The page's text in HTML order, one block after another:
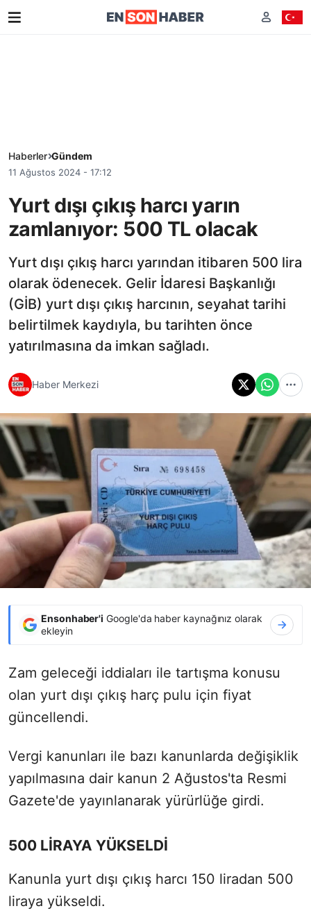
Haberler Gündem
11 Ağustos 2024 - 17:12
Yurt dışı çıkış harcı yarın
zamlanıyor: 500 TL olacak
Yurt dışı çıkış harcı yarından itibaren 500 lira
olarak ödenecek. Gelir İdaresi Başkanlığı
(GİB) yurt dışı çıkış harcının, seyahat tarihi
belirtilmek kaydıyla, bu tarihten önce
yatırılmasına da imkan sağladı.
Haber Merkezi
Ensonhaber'i Google'da haber kaynağınız olarak
ekleyin
Zam geleceği iddiaları ile tartışma konusu
olan yurt dışı çıkış harç pulu için fiyat
güncellendi.
Vergi kanunları ile bazı kanunlarda değişiklik
yapılmasına dair kanun 2 Ağustos'ta Resmi
Gazete'de yayınlanarak yürürlüğe girdi.
500 LİRAYA YÜKSELDİ
Kanunla yurt dışı çıkış harcı 150 liradan 500
liraya yükseldi.